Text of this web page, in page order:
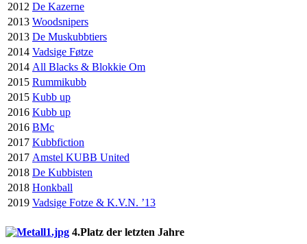
2012 De Kazerne
2013 Woodsnipers
2013 De Muskubbtiers
2014 Vadsige Føtze
2014 All Blacks & Blokkie Om
2015 Rummikubb
2015 Kubb up
2016 Kubb up
2016 BMc
2017 Kubbfiction
2017 Amstel KUBB United
2018 De Kubbisten
2018 Honkball
2019 Vadsige Fotze & K.V.N. ’13
4.Platz der letzten Jahre